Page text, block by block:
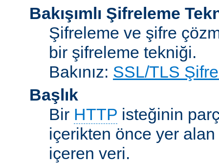
Bakışımlı Şifreleme
Şifreleme ve şifre
bir şifreleme tekniği.
Bakınız: SSL/TLS
Başlık
Bir HTTP isteğinin
içerikten önce yer
içeren veri.